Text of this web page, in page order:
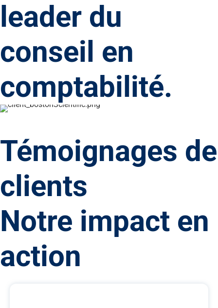
leader du
conseil en
comptabilité.
Témoignages de
clients
Notre impact en
action